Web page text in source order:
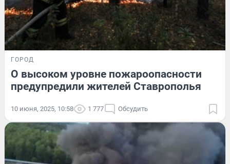
ГОРОД
О высоком уровне пожароопасности
предупредили жителей Ставрополья
10 июня, 2025, 10:58 1 777 Обсудить